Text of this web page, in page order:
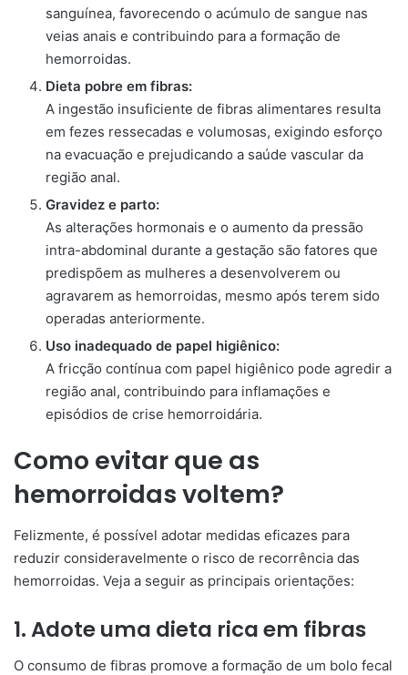
sanguínea, favorecendo o acúmulo de sangue nas
veias anais e contribuindo para a formação de
hemorroidas.
Dieta pobre em fibras:
A ingestão insuficiente de fibras alimentares resulta
em fezes ressecadas e volumosas, exigindo esforço
na evacuação e prejudicando a saúde vascular da
região anal.
Gravidez e parto:
As alterações hormonais e o aumento da pressão
intra-abdominal durante a gestação são fatores que
predispõem as mulheres a desenvolverem ou
agravarem as hemorroidas, mesmo após terem sido
operadas anteriormente.
Uso inadequado de papel higiênico:
A fricção contínua com papel higiênico pode agredir a
região anal, contribuindo para inflamações e
episódios de crise hemorroidária.
Como evitar que as
hemorroidas voltem?
Felizmente, é possível adotar medidas eficazes para
reduzir consideravelmente o risco de recorrência das
hemorroidas. Veja a seguir as principais orientações:
1. Adote uma dieta rica em fibras
O consumo de fibras promove a formação de um bolo fecal